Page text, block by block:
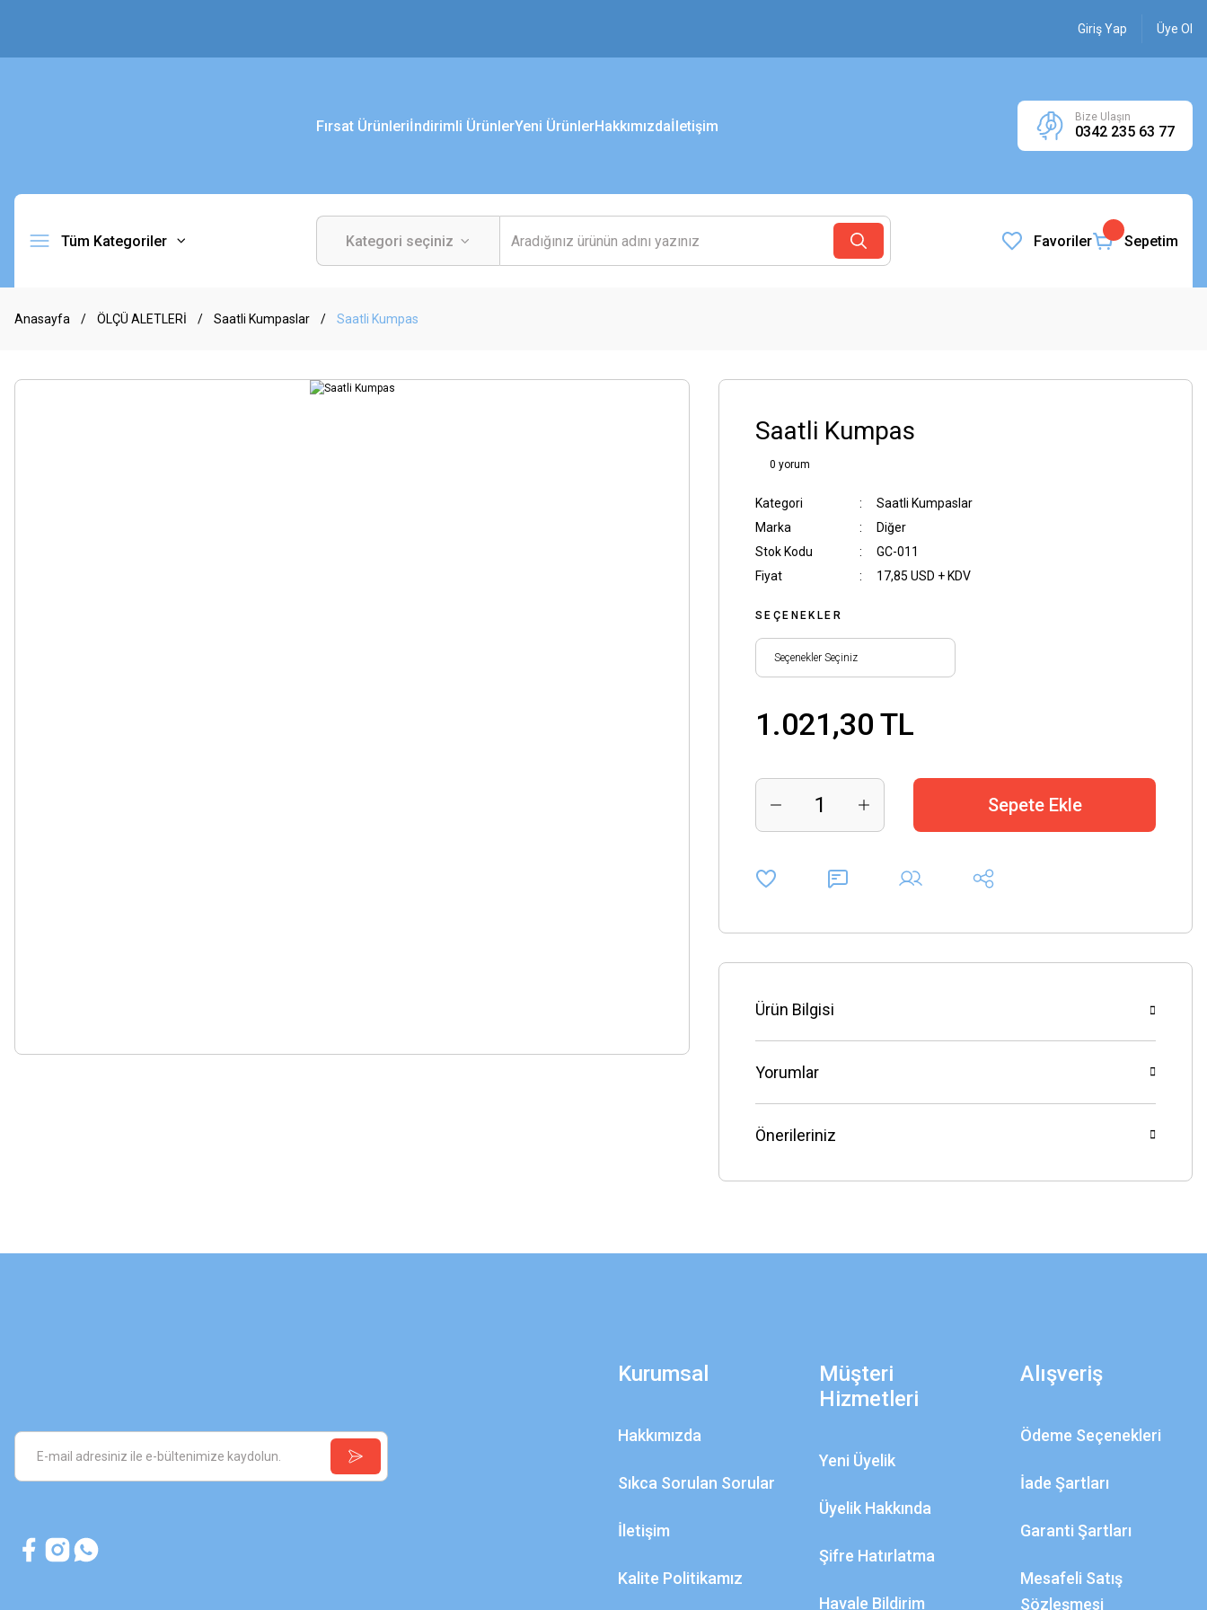
Giriş Yap Üye Ol
Fırsat Ürünleriİndirimli ÜrünlerYeni ÜrünlerHakkımızdaİletişim
Bize Ulaşın
0342 235 63 77
Tüm Kategoriler Favoriler Sepetim
Anasayfa ÖLÇÜ ALETLERİ Saatli Kumpaslar Saatli Kumpas
Saatli Kumpas
0 yorum
Kategori
Saatli Kumpaslar
Marka
Diğer
Stok Kodu
GC-011
Fiyat
17,85 USD + KDV
SEÇENEKLER
1.021,30 TL
Sepete Ekle
Ürün Bilgisi
Yorumlar
Önerileriniz
Kurumsal
Hakkımızda
Sıkca Sorulan Sorular
İletişim
Kalite Politikamız
Müşteri
Hizmetleri
Yeni Üyelik
Üyelik Hakkında
Şifre Hatırlatma
Havale Bildirim
Alışveriş
Ödeme Seçenekleri
İade Şartları
Garanti Şartları
Mesafeli Satış
Sözleşmesi